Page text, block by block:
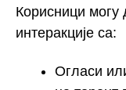
Корисници могу
интеракције са:
Огласи